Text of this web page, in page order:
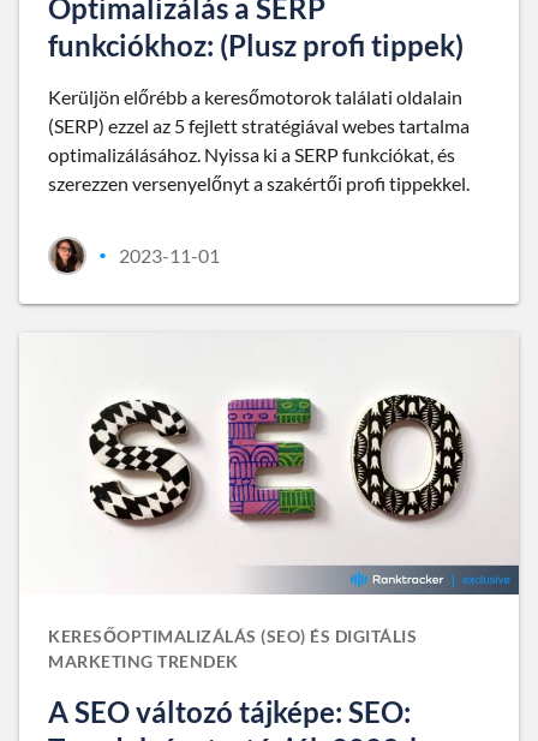
Optimalizálás a SERP
funkciókhoz: (Plusz profi tippek)
Kerüljön előrébb a keresőmotorok találati oldalain
(SERP) ezzel az 5 fejlett stratégiával webes tartalma
optimalizálásához. Nyissa ki a SERP funkciókat, és
szerezzen versenyelőnyt a szakértői profi tippekkel.
• 2023-11-01
KERESŐOPTIMALIZÁLÁS (SEO) ÉS DIGITÁLIS
MARKETING TRENDEK
A SEO változó tájképe: SEO: